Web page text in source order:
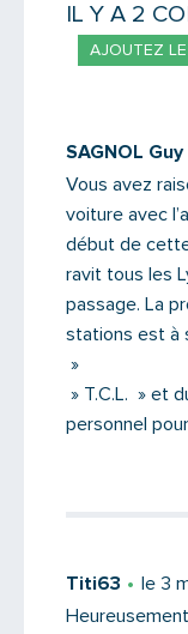
IL Y A 2
AJOUTEZ
SAGNOL Guy
Vous avez
voiture avec
début de
ravit tous les
passage. La
stations est à
»
» T.C.L. » et
personnel
Titi63 le 3